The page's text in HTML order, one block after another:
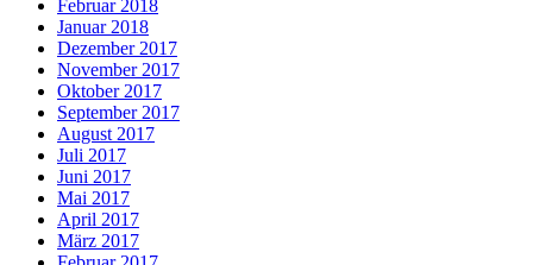
Februar 2018
Januar 2018
Dezember 2017
November 2017
Oktober 2017
September 2017
August 2017
Juli 2017
Juni 2017
Mai 2017
April 2017
März 2017